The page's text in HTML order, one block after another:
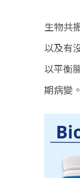
生物共
以及有
以平衡
期病變